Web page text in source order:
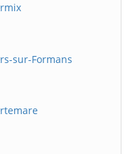
sur-Formans